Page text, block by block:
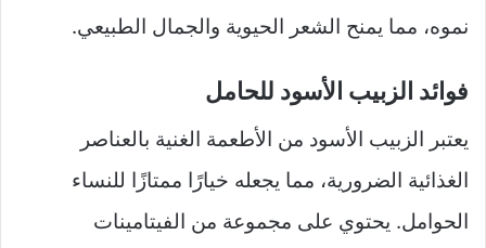
نموه، مما يمنح الشعر الحيوية والجمال الطبيعي.
فوائد الزبيب الأسود للحامل
يعتبر الزبيب الأسود من الأطعمة الغنية بالعناصر
الغذائية الضرورية، مما يجعله خيارًا ممتازًا للنساء
الحوامل. يحتوي على مجموعة من الفيتامينات